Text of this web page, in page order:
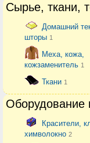
Сырье, ткани,
Домашний
шторы 1
Меха, кожа,
кожзаменитель 1
Ткани 1
Оборудование
Красители,
химволокно 2